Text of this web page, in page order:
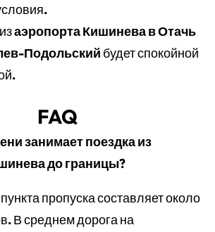
аэропорта Кишинева в Отачь
Подольский будет спокойной
FAQ
занимает поездка из
до границы?
пропуска составляет около
В среднем дорога на